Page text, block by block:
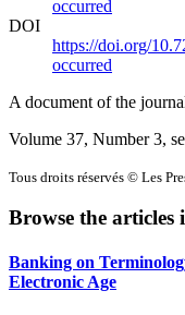
occurred
DOI
https://doi.org/
occurred
A document of the
Volume 37, Number 3,
Tous droits réservés © Les
Browse the articles
Banking on
Electronic Age